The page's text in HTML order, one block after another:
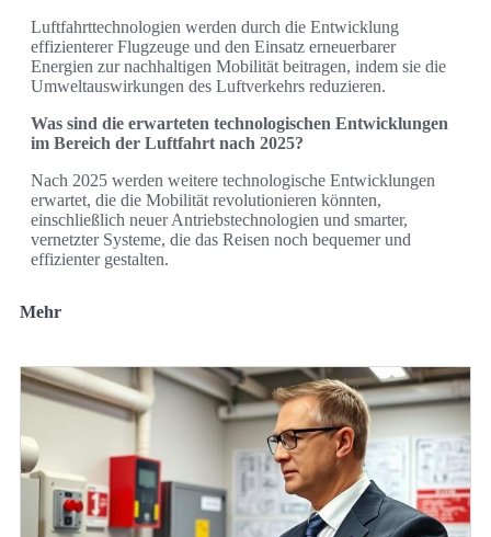
Luftfahrttechnologien werden durch die Entwicklung
effizienterer Flugzeuge und den Einsatz erneuerbarer
Energien zur nachhaltigen Mobilität beitragen, indem sie die
Umweltauswirkungen des Luftverkehrs reduzieren.
Was sind die erwarteten technologischen Entwicklungen
im Bereich der Luftfahrt nach 2025?
Nach 2025 werden weitere technologische Entwicklungen
erwartet, die die Mobilität revolutionieren könnten,
einschließlich neuer Antriebstechnologien und smarter,
vernetzter Systeme, die das Reisen noch bequemer und
effizienter gestalten.
Mehr